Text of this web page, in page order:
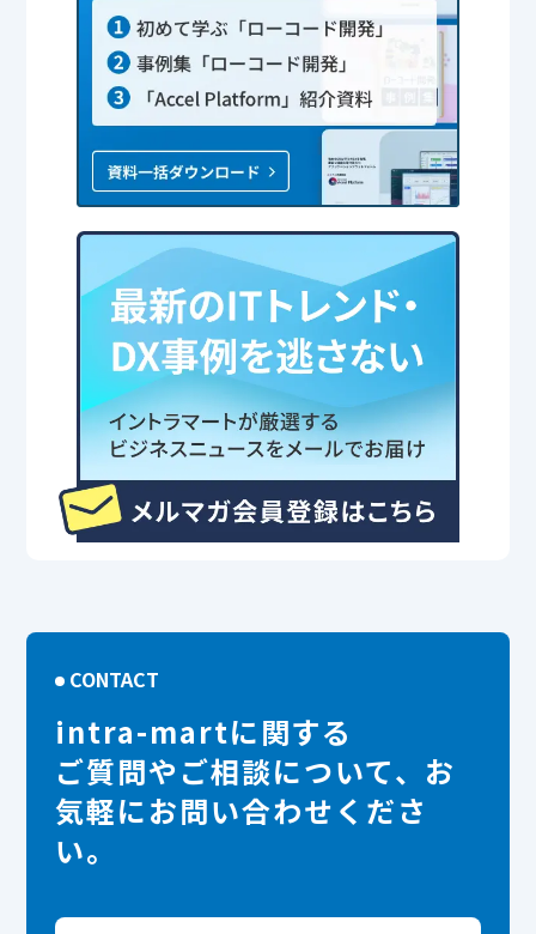
CONTACT
intra-martに関する
ご質問やご相談について、お
気軽にお問い合わせくださ
い。